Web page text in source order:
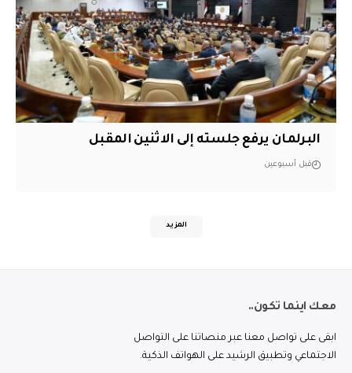
البرلمان يرفع جلسته إلى الاثنين المقبل
قبل أسبوعين
المزيد
معك اينما تكون..
ابقى على تواصل معنا عبر منصاتنا على التواصل
الاجتماعي وتطبيق الرشيد على الهواتف الذكية.